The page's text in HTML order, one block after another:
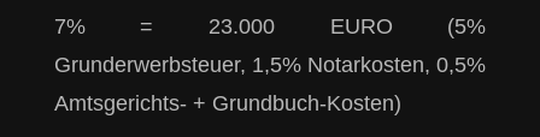
7% = 23.000 EURO (5%
Grunderwerbsteuer, 1,5% Notarkosten, 0,5%
Amtsgerichts- + Grundbuch-Kosten)